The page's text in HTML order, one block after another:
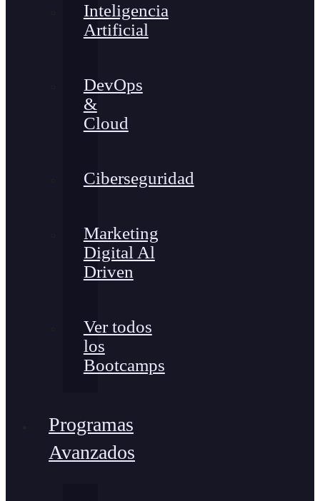
Inteligencia
Artificial
DevOps
&
Cloud
Ciberseguridad
Marketing
Digital Al
Driven
Ver todos
los
Bootcamps
Programas
Avanzados